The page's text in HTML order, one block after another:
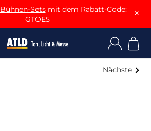
Bühnen-Setsmit dem Rabatt-Code:
GTOE5
×
Nächste